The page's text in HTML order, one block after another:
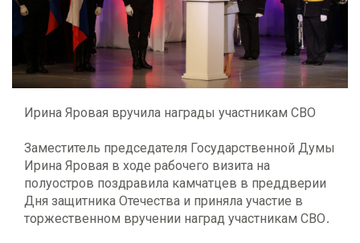
Ирина Яровая вручила награды участникам СВО
Заместитель председателя Государственной Думы
Ирина Яровая в ходе рабочего визита на
полуостров поздравила камчатцев в преддверии
Дня защитника Отечества и приняла участие в
торжественном вручении наград участникам СВО.